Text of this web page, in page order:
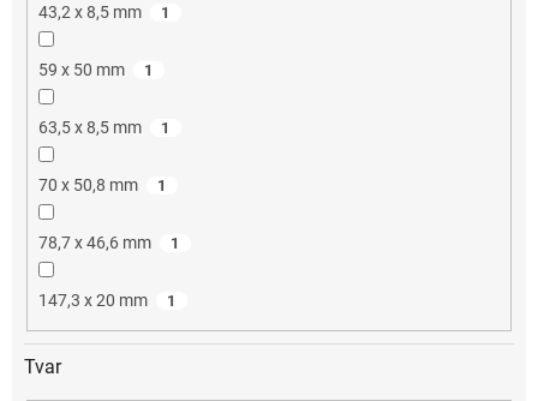
43,2 x 8,5 mm 1
59 x 50 mm 1
63,5 x 8,5 mm 1
70 x 50,8 mm 1
78,7 x 46,6 mm 1
147,3 x 20 mm 1
Tvar